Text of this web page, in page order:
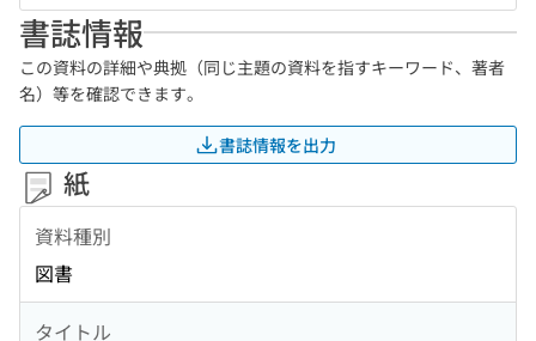
書誌情報
この資料の詳細や典拠（同じ主題の資料を指すキーワード、著者
名）等を確認できます。
書誌情報を出力
紙
資料種別
図書
タイトル